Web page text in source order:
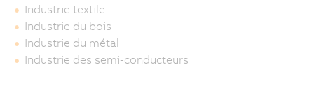
Industrie textile
Industrie du bois
Industrie du métal
Industrie des semi-conducteurs